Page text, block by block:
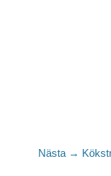
Nästa → Nästa